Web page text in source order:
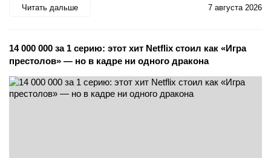
Читать дальше 7 августа 2026
14 000 000 за 1 серию: этот хит Netflix стоил как «Игра
престолов» — но в кадре ни одного дракона